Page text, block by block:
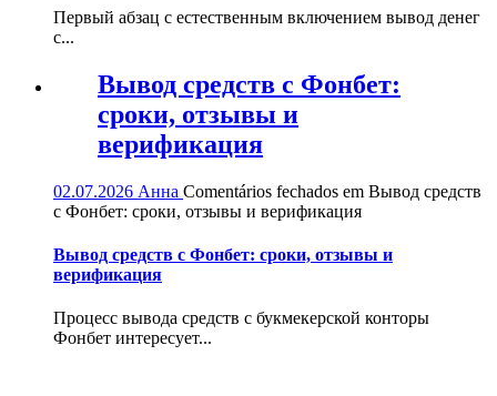
Первый абзац с естественным включением вывод денег
с...
Вывод средств с Фонбет:
сроки, отзывы и
верификация
02.07.2026 Анна Comentários fechados em Вывод средств
с Фонбет: сроки, отзывы и верификация
Вывод средств с Фонбет: сроки, отзывы и
верификация
Процесс вывода средств с букмекерской конторы
Фонбет интересует...